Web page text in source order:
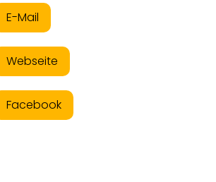
E-Mail
Webseite
Facebook